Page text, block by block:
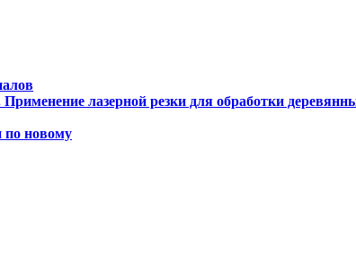
лазерной резки для обработки
новому